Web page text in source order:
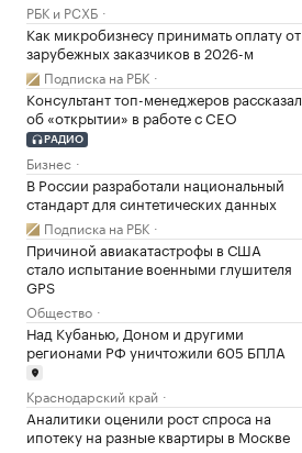
РБК и РСХБ
Как микробизнесу принимать оплату от
зарубежных заказчиков в 2026-м
Подписка на РБК
Консультант топ-менеджеров рассказал
об «открытии» в работе с CEO
РАДИО
Бизнес
В России разработали национальный
стандарт для синтетических данных
Подписка на РБК
Причиной авиакатастрофы в США
стало испытание военными глушителя
GPS
Общество
Над Кубанью, Доном и другими
регионами РФ уничтожили 605 БПЛА
Краснодарский край
Аналитики оценили рост спроса на
ипотеку на разные квартиры в Москве